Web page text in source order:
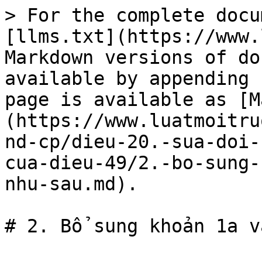
> For the complete
[llms.txt](https://
Markdown versions of
available by
page is available as
(https://
nd-cp/dieu-20.-sua-doi-
cua-dieu-49/2.-bo-
nhu-sau.md).
# 2. Bổ sung khoản 1a